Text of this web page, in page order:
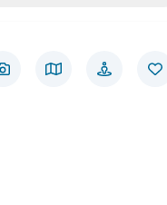
Skoða myndirSkoða á kortiGötusýn